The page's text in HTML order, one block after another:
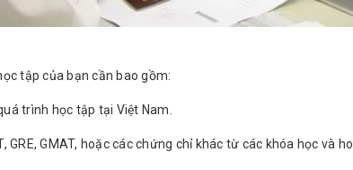
tập của bạn cần bao gồm:
trình học tập tại Việt Nam.
GRE, GMAT, hoặc các chứng chỉ khác từ các khóa học và